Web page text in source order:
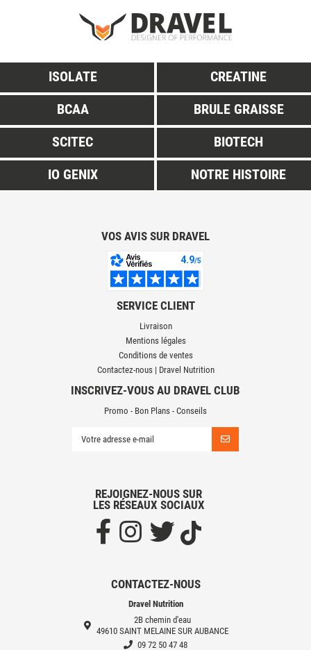
ISOLATE
CREATINE
BCAA
BRULE GRAISSE
SCITEC
BIOTECH
IO GENIX
NOTRE HISTOIRE
VOS AVIS SUR DRAVEL
SERVICE CLIENT
Livraison
Mentions légales
Conditions de ventes
Contactez-nous | Dravel Nutrition
CONTACTEZ-NOUS
Dravel Nutrition
2B chemin d'eau
49610 SAINT MELAINE SUR AUBANCE
09 72 50 47 48
INSCRIVEZ-VOUS AU DRAVEL CLUB
Promo - Bon Plans - Conseils
REJOIGNEZ-NOUS SUR
LES RÉSEAUX SOCIAUX